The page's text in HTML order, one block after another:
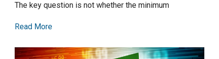
The key question is not whether the minimum
Read More